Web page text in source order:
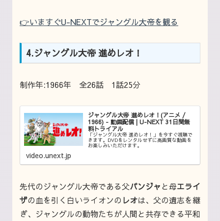
👉いますぐU-NEXTでジャングル大帝を観る
4.ジャングル大帝 進めレオ！
制作年:1966年 全26話 1話25分
ジャングル大帝 進めレオ！(アニメ /
1966) - 動画配信 | U-NEXT 31日間無
料トライアル
「ジャングル大帝 進めレオ！」を今すぐ視聴で
きます。DVDをレンタルせずに高画質な動画を
お楽しみいただけます。
video.unext.jp
先代のジャングル大帝である父パンジャと母エライ
ザの血を引く白いライオンの レオは、父の遺志を継
ぎ、ジャングルの動物たちが人間と共存できる平和